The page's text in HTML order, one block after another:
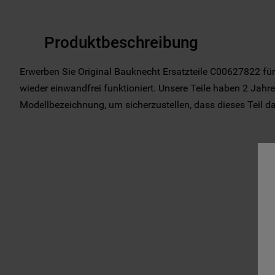
Produktbeschreibung
Erwerben Sie Original Bauknecht Ersatzteile C00627822
wieder einwandfrei funktioniert. Unsere Teile haben 2
Modellbezeichnung, um sicherzustellen, dass dieses Teil